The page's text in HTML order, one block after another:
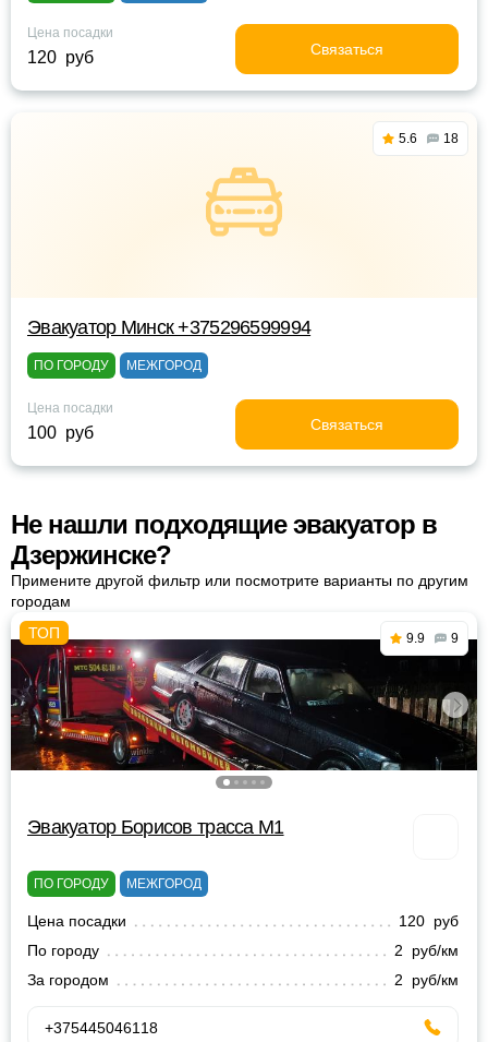
Цена посадки
120 руб Связаться
5.6 18
Эвакуатор Минск +375296599994
ПО ГОРОДУ МЕЖГОРОД
Цена посадки
100 руб Связаться
Не нашли подходящие эвакуатор в
Дзержинске?
Примените другой фильтр или посмотрите варианты по другим
городам
9.9 9
Эвакуатор Борисов трасса М1
ПО ГОРОДУ МЕЖГОРОД
Цена посадки
120 руб
По городу
2 руб/км
За городом
2 руб/км
+375445046118